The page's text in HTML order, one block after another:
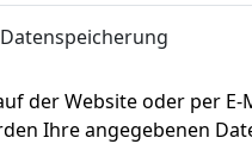
der Website oder per
Ihre angegebenen